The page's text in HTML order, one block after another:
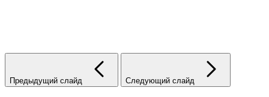
Предыдущий слайд Следующий слайд